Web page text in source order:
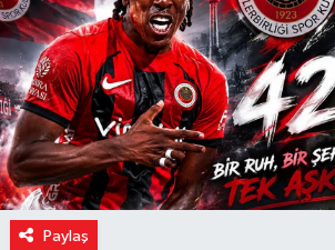
Paylaş